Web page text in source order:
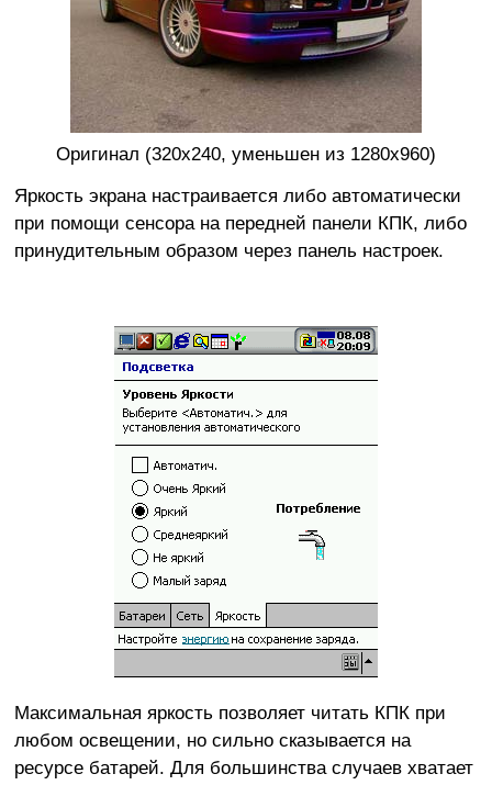
Оригинал (320x240, уменьшен из 1280x960)
Яркость экрана настраивается либо автоматически
при помощи сенсора на передней панели КПК, либо
принудительным образом через панель настроек.
Максимальная яркость позволяет читать КПК при
любом освещении, но сильно сказывается на
ресурсе батарей. Для большинства случаев хватает